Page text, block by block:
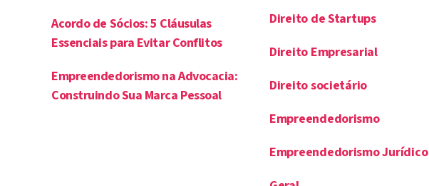
Acordo de Sócios: 5 Cláusulas
Essenciais para Evitar Conflitos
Empreendedorismo na Advocacia:
Construindo Sua Marca Pessoal
Direito de Startups
Direito Empresarial
Direito societário
Empreendedorismo
Empreendedorismo Jurídico